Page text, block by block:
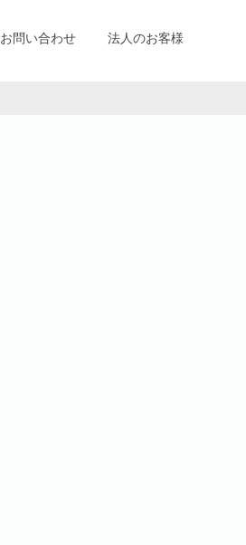
お問い合わせ 法人のお客様